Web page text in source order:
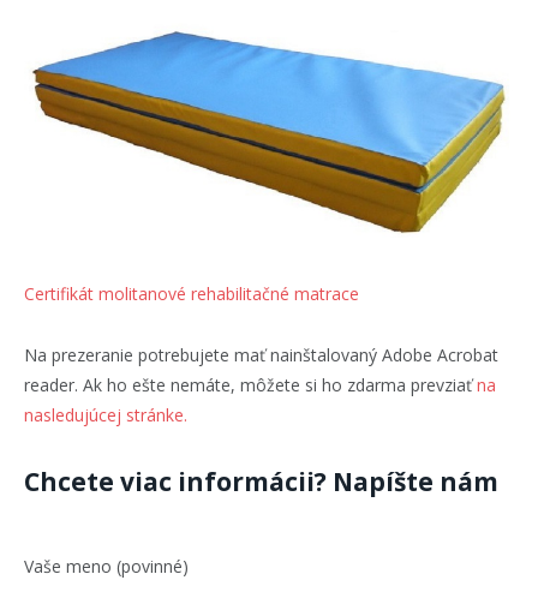
Certifikát molitanové rehabilitačné matrace
Na prezeranie potrebujete mať nainštalovaný Adobe Acrobat
reader. Ak ho ešte nemáte, môžete si ho zdarma prevziaťna
nasledujúcej stránke.
Chcete viac informácii? Napíšte nám
Vaše meno (povinné)